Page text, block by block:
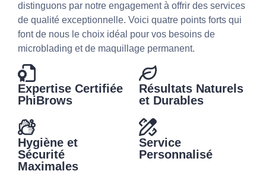
distinguons par notre engagement à offrir des services
de qualité exceptionnelle. Voici quatre points forts qui
font de nous le choix idéal pour vos besoins de
microblading et de maquillage permanent.
Expertise Certifiée
PhiBrows
Résultats Naturels
et Durables
Hygiène et
Sécurité
Maximales
Service
Personnalisé